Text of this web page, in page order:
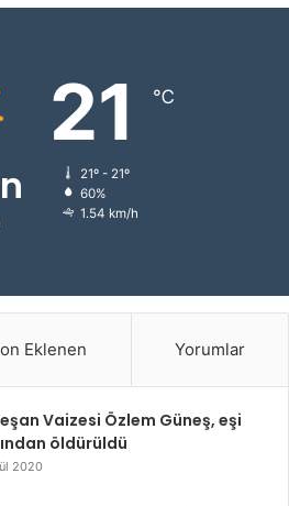
21 ℃
21º - 21º
60%
1.54 km/h
Eklenen Yorumlar
Vaizesi Özlem Güneş, eşi
öldürüldü
2020